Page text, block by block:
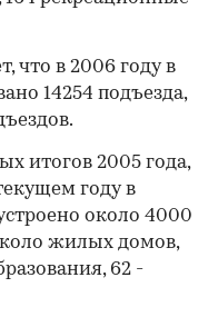
что в 2006 году в
14254 подъезда,
итогов 2005 года,
году в
около 4000
жилых домов,
62 -